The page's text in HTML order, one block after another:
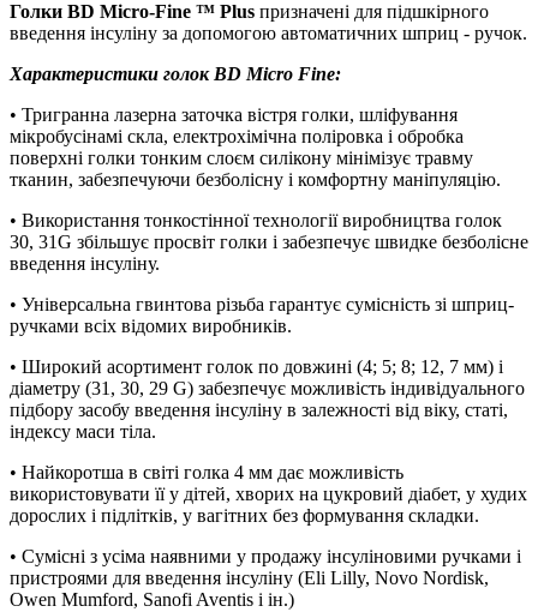
Голки BD Micro-Fine ™ Plus призначені для підшкірного
введення інсуліну за допомогою автоматичних шприц - ручок.
Характеристики голок BD Micro Fine:
• Тригранна лазерна заточка вістря голки, шліфування
мікробусінамі скла, електрохімічна поліровка і обробка
поверхні голки тонким слоєм силікону мінімізує травму
тканин, забезпечуючи безболісну і комфортну маніпуляцію.
• Використання тонкостінної технології виробництва голок
30, 31G збільшує просвіт голки і забезпечує швидке безболісне
введення інсуліну.
• Універсальна гвинтова різьба гарантує сумісність зі шприц-
ручками всіх відомих виробників.
• Широкий асортимент голок по довжині (4; 5; 8; 12, 7 мм) і
діаметру (31, 30, 29 G) забезпечує можливість індивідуального
підбору засобу введення інсуліну в залежності від віку, статі,
індексу маси тіла.
• Найкоротша в світі голка 4 мм дає можливість
використовувати її у дітей, хворих на цукровий діабет, у худих
дорослих і підлітків, у вагітних без формування складки.
• Сумісні з усіма наявними у продажу інсуліновими ручками і
пристроями для введення інсуліну (Eli Lilly, Novo Nordisk,
Owen Mumford, Sanofi Aventis і ін.)